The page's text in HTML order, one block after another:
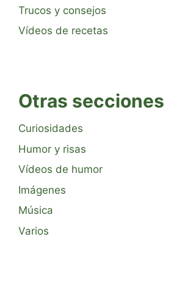
Trucos y consejos
Vídeos de recetas
Otras secciones
Curiosidades
Humor y risas
Vídeos de humor
Imágenes
Música
Varios